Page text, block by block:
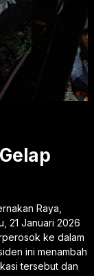
Raya,
21 Januari 2026
ke dalam
ini menambah
tersebut dan